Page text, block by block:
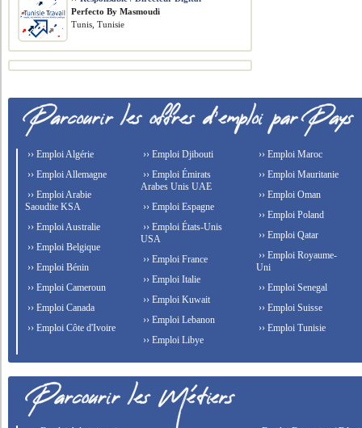
Perfecto By Masmoudi
Tunis, Tunisie
›› Emploi Algérie
›› Emploi Allemagne
›› Emploi Arabie
Saoudite KSA
›› Emploi Australie
›› Emploi Belgique
›› Emploi Bénin
›› Emploi Cameroun
›› Emploi Canada
›› Emploi Côte d'Ivoire
›› Emploi Djibouti
›› Emploi Émirats
Arabes Unis UAE
›› Emploi Espagne
›› Emploi États-Unis
USA
›› Emploi France
›› Emploi Italie
›› Emploi Kuwait
›› Emploi Lebanon
›› Emploi Libye
›› Emploi Maroc
›› Emploi Mauritanie
›› Emploi Oman
›› Emploi Poland
›› Emploi Qatar
›› Emploi Royaume-
Uni
›› Emploi Senegal
›› Emploi Suisse
›› Emploi Tunisie